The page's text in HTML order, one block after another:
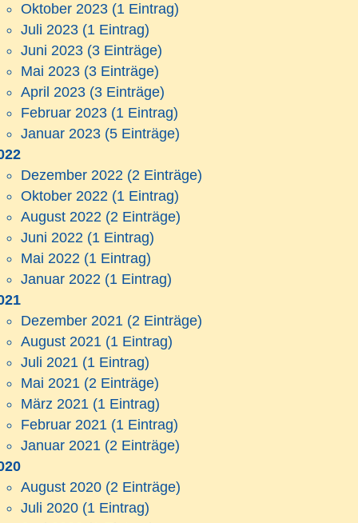
Oktober 2023 (1 Eintrag)
Juli 2023 (1 Eintrag)
Juni 2023 (3 Einträge)
Mai 2023 (3 Einträge)
April 2023 (3 Einträge)
Februar 2023 (1 Eintrag)
Januar 2023 (5 Einträge)
Dezember 2022 (2 Einträge)
Oktober 2022 (1 Eintrag)
August 2022 (2 Einträge)
Juni 2022 (1 Eintrag)
Mai 2022 (1 Eintrag)
Januar 2022 (1 Eintrag)
Dezember 2021 (2 Einträge)
August 2021 (1 Eintrag)
Juli 2021 (1 Eintrag)
Mai 2021 (2 Einträge)
März 2021 (1 Eintrag)
Februar 2021 (1 Eintrag)
Januar 2021 (2 Einträge)
August 2020 (2 Einträge)
Juli 2020 (1 Eintrag)